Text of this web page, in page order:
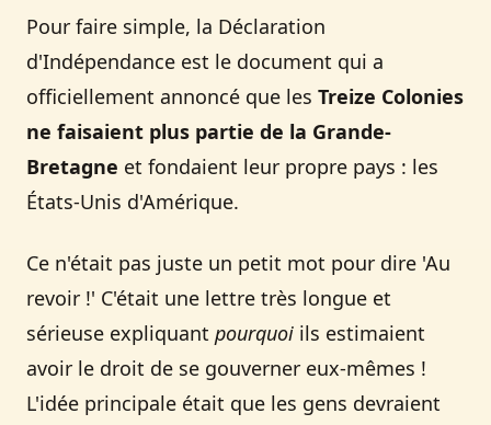
Pour faire simple, la Déclaration
d'Indépendance est le document qui a
officiellement annoncé que les Treize Colonies
ne faisaient plus partie de la Grande-
Bretagne et fondaient leur propre pays : les
États-Unis d'Amérique.
Ce n'était pas juste un petit mot pour dire 'Au
revoir !' C'était une lettre très longue et
sérieuse expliquant pourquoi ils estimaient
avoir le droit de se gouverner eux-mêmes !
L'idée principale était que les gens devraient